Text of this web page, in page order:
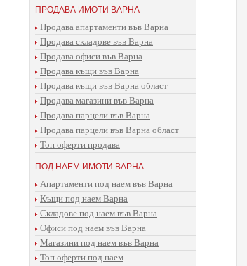
ПРОДАВА ИМОТИ ВАРНА
Продава апартаменти във Варна
Продава складове във Варна
Продава офиси във Варна
Продава къщи във Варна
Продава къщи във Варна област
Продава магазини във Варна
Продава парцели във Варна
Продава парцели във Варна област
Топ оферти продава
ПОД НАЕМ ИМОТИ ВАРНА
Апартаменти под наем във Варна
Къщи под наем Варна
Складове под наем във Варна
Офиси под наем във Варна
Магазини под наем във Варна
Топ оферти под наем